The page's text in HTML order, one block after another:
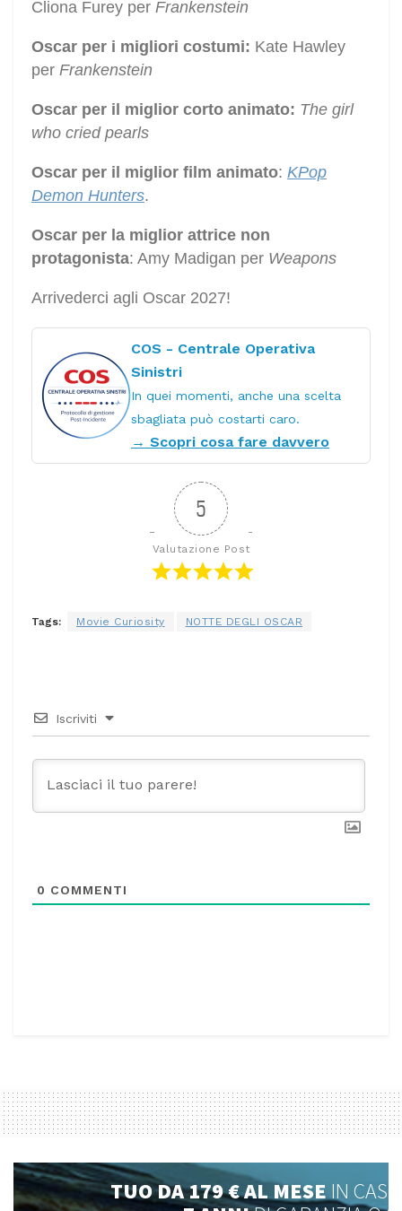
Cliona Furey per Frankenstein
Oscar per i migliori costumi: Kate Hawley
per Frankenstein
Oscar per il miglior corto animato: The girl
who cried pearls
Oscar per il miglior film animato: KPop
Demon Hunters.
Oscar per la miglior attrice non
protagonista: Amy Madigan per Weapons
Arrivederci agli Oscar 2027!
COS - Centrale Operativa
Sinistri
In quei momenti, anche una scelta
sbagliata può costarti caro.
→ Scopri cosa fare davvero
5
Valutazione Post
Tags: Movie Curiosity NOTTE DEGLI OSCAR
Iscriviti
0 COMMENTI